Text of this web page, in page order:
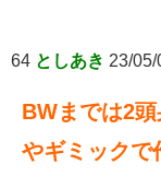
64 としあき 23/
BWまでは2
やギミックで